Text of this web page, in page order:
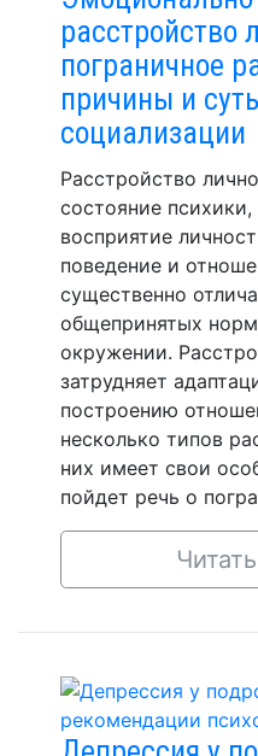
расстройство
пограничное
причины и
социализации
Расстройство
состояние
восприятие
поведение и
существенно
общепринятых
окружении.
затрудняет
построению
несколько типов
них имеет свои
пойдет речь о